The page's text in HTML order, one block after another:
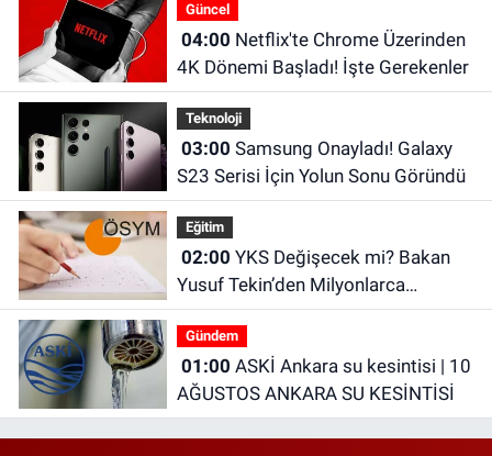
Güncel
04:00
4K Dönemi Başladı! İşte Gerekenler
Teknoloji
03:00
S23 Serisi İçin Yolun Sonu Göründü
Eğitim
02:00
Yusuf Tekin’den Milyonlarca
Öğrenciyi İlgilendiren Açıklama
Gündem
01:00
AĞUSTOS ANKARA SU KESİNTİSİ